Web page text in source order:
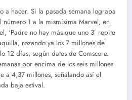
a hacer. Si la pasada semana lograba
número 1 a la mismísima Marvel, en
‘Padre no hay más que uno 3’ repite
rozando ya los 7 millones de
12 días, según datos de Comscore.
por encima de los seis millones
a 4,37 millones, señalando así el
baja estival.